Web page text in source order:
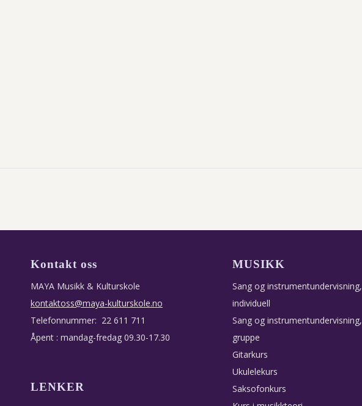
Kontakt oss
MAYA Musikk & Kulturskole
kontaktoss@maya-kulturskole.no
Telefonnummer: 22 611 711
Åpent : mandag-fredag 09.30-17.30
LENKER
MUSIKK
Sang og instrumentundervisning,
individuell
Sang og instrumentundervisning,
gruppe
Gitarkurs
Ukulelekurs
Saksofonkurs